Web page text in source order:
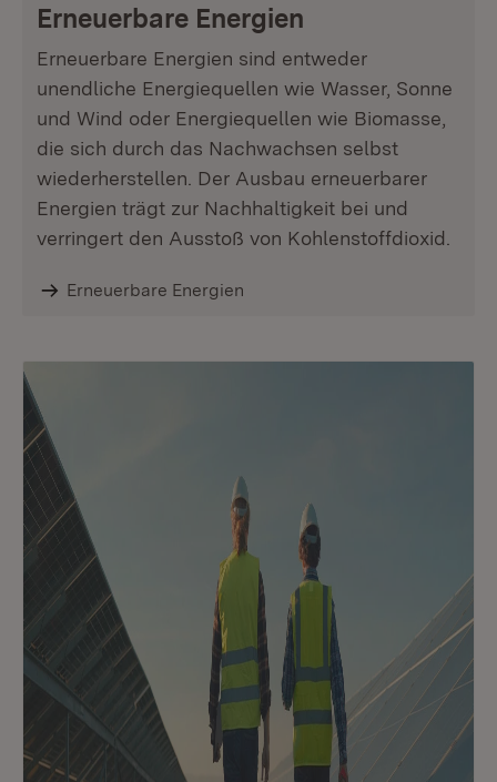
Erneuerbare Energien
Erneuerbare Energien sind entweder
unendliche Energiequellen wie Wasser, Sonne
und Wind oder Energiequellen wie Biomasse,
die sich durch das Nachwachsen selbst
wiederherstellen. Der Ausbau erneuerbarer
Energien trägt zur Nachhaltigkeit bei und
verringert den Ausstoß von Kohlenstoffdioxid.
Erneuerbare Energien